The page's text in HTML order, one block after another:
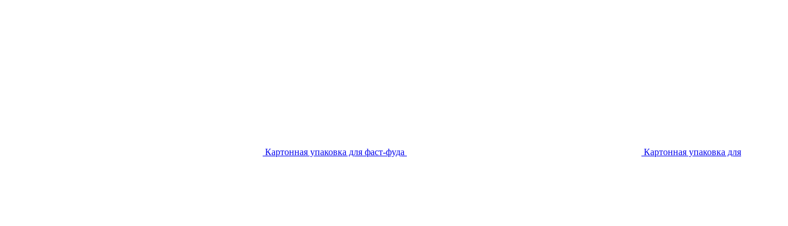
Картонная упаковка для фаст-фуда Картонная упаковка для